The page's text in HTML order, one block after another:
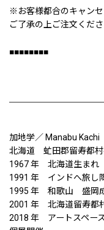
※お客様都合のキャンセ
ご了承の上ご注文くださ
■■■■■■■■
加地学／ Manabu Kachi
北海道 虻田郡留寿都
1967 年 北海道生
1991 年 インドへ旅
1995 年 和歌山 盛
2001 年 北海道留寿都
2018 年 アートスペー